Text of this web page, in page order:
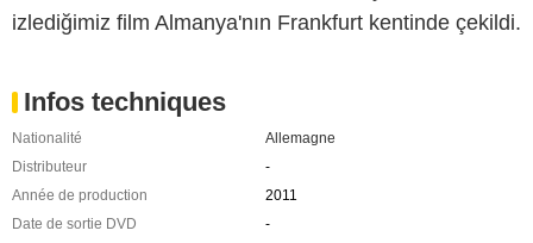
izlediğimiz film Almanya'nın Frankfurt kentinde çekildi.
Infos techniques
Nationalité
Allemagne
Distributeur
-
Année de production
2011
Date de sortie DVD
-